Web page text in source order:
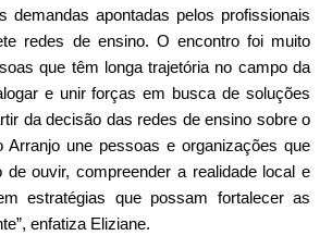
demandas apontadas pelos profissionais
redes de ensino. O encontro foi muito
que têm longa trajetória no campo da
e unir forças em busca de soluções
da decisão das redes de ensino sobre o
Arranjo une pessoas e organizações que
de ouvir, compreender a realidade local e
estratégias que possam fortalecer as
enfatiza Eliziane.